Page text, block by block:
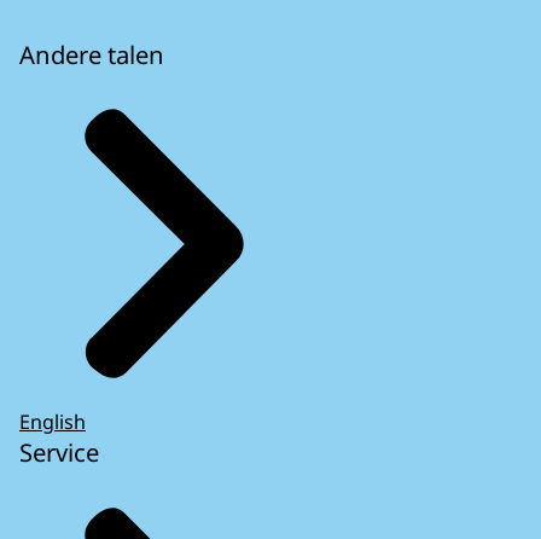
Andere talen
English
Service